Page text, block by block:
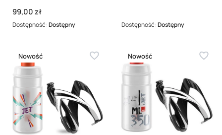
Cena
99,00 zł
Dostępność:Dostępny Dostępność:Dostępny
Nowość Nowość